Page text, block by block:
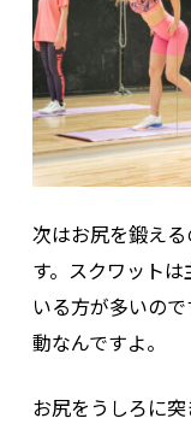
次はお尻を鍛え
す。スクワット
いる方が多いの
動なんですよ。
お尻をうしろに